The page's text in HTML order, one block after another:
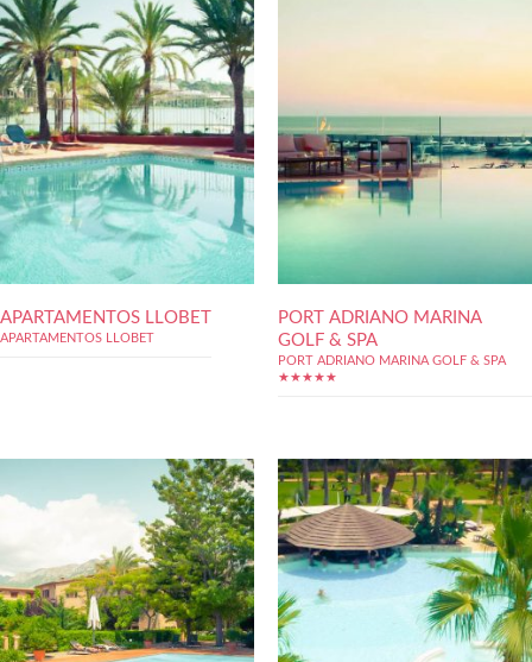
APARTAMENTOS LLOBET
APARTAMENTOS LLOBET
PORT ADRIANO MARINA
GOLF & SPA
PORT ADRIANO MARINA GOLF & SPA
★★★★★